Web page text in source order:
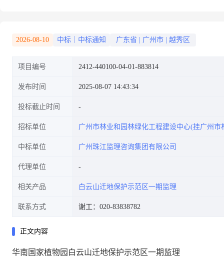
2026-08-10 中标｜中标通知 广东省 广州市 越秀区
项目编号 2412-440100-04-01-883814
发布时间 2025-08-07 14:43:34
投标截止时间
招标单位 广州市林业和园林绿化工程建设中心(挂广州市
中标单位 广州珠江监理咨询集团有限公司
代理单位
相关产品 白云山迁地保护示范区一期监理
联系方式 谢工：020-83838782
正文内容
华南国家植物园白云山迁地保护示范区一期监理